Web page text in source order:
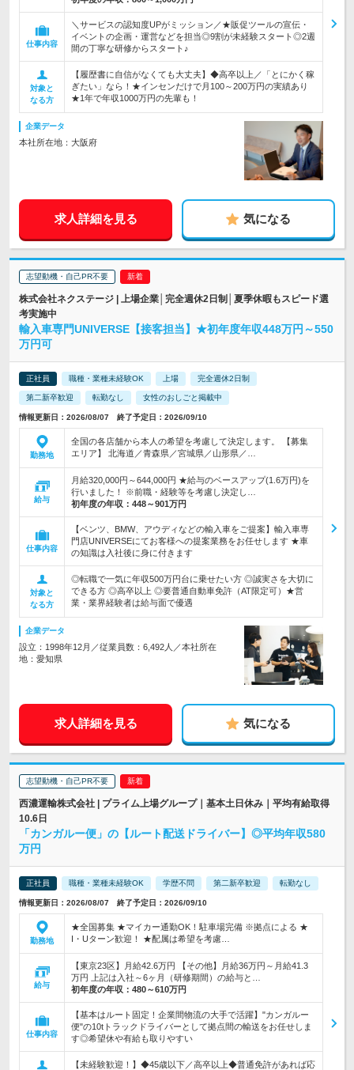
仕事内容
＼サービスの認知度UPがミッション／★販促ツールの宣伝・
イベントの企画・運営などを担当◎9割が未経験スタート◎2週
間の丁寧な研修からスタート♪
対象と
なる方
【履歴書に自信がなくても大丈夫】◆高卒以上／「とにかく稼
ぎたい」なら！★インセンだけで月100～200万円の実績あり
★1年で年収1000万円の先輩も！
企業データ
本社所在地：大阪府
求人詳細を見る 気になる
志望動機・自己PR不要
株式会社ネクステージ | 上場企業│完全週休2日制│夏季休暇もスピード選
考実施中
輸入車専門UNIVERSE【接客担当】★初年度年収448万円～550
万円可
正社員 職種・業種未経験OK 上場 完全週休2日制
第二新卒歓迎 転勤なし 女性のおしごと掲載中
情報更新日：2026/08/07 終了予定日：2026/09/10
勤務地
全国の各店舗から本人の希望を考慮して決定します。 【募集
エリア】 北海道／青森県／宮城県／山形県／…
給与
月給320,000円～644,000円 ★給与のベースアップ(1.6万円)を
行いました！ ※前職・経験等を考慮し決定し…
初年度の年収： 448～901万円
仕事内容
【ベンツ、BMW、アウディなどの輸入車をご提案】輸入車専
門店UNIVERSEにてお客様への提案業務をお任せします ★車
の知識は入社後に身に付きます
対象と
なる方
◎転職で一気に年収500万円台に乗せたい方 ◎誠実さを大切に
できる方 ◎高卒以上 ◎要普通自動車免許（AT限定可）★営
業・業界経験者は給与面で優遇
企業データ
設立：1998年12月／従業員数：6,492人／本社所在
地：愛知県
求人詳細を見る 気になる
志望動機・自己PR不要
西濃運輸株式会社 | プライム上場グループ｜基本土日休み｜平均有給取得
10.6日
「カンガルー便」の【ルート配送ドライバー】◎平均年収580
万円
正社員 職種・業種未経験OK 学歴不問 第二新卒歓迎 転勤なし
情報更新日：2026/08/07 終了予定日：2026/09/10
勤務地
★全国募集 ★マイカー通勤OK！駐車場完備 ※拠点による ★
I・Uターン歓迎！ ★配属は希望を考慮…
給与
【東京23区】月給42.6万円 【その他】月給36万円～月給41.3
万円 上記は入社～6ヶ月（研修期間）の給与と…
初年度の年収： 480～610万円
仕事内容
【基本はルート固定！企業間物流の大手で活躍】"カンガルー
便"の10tトラックドライバーとして拠点間の輸送をお任せしま
す◎希望休や有給も取りやすい
【未経験歓迎！】◆45歳以下／高卒以上◆普通免許があれば応